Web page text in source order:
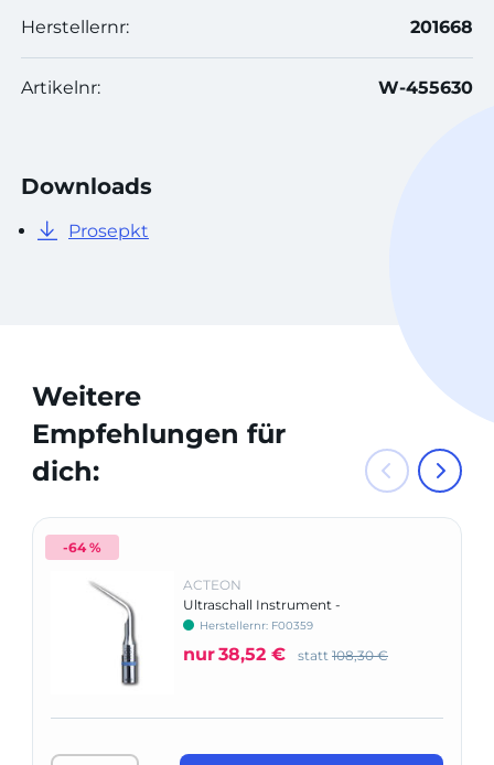
Herstellernr: 201668
Artikelnr: W-455630
Downloads
Prosepkt
Weitere
Empfehlungen für
dich:
-64 %
ACTEON
Ultraschall Instrument -
Zahnsteinentfernung
Herstellernr: F00359
nur38,52 € statt 108,30 €